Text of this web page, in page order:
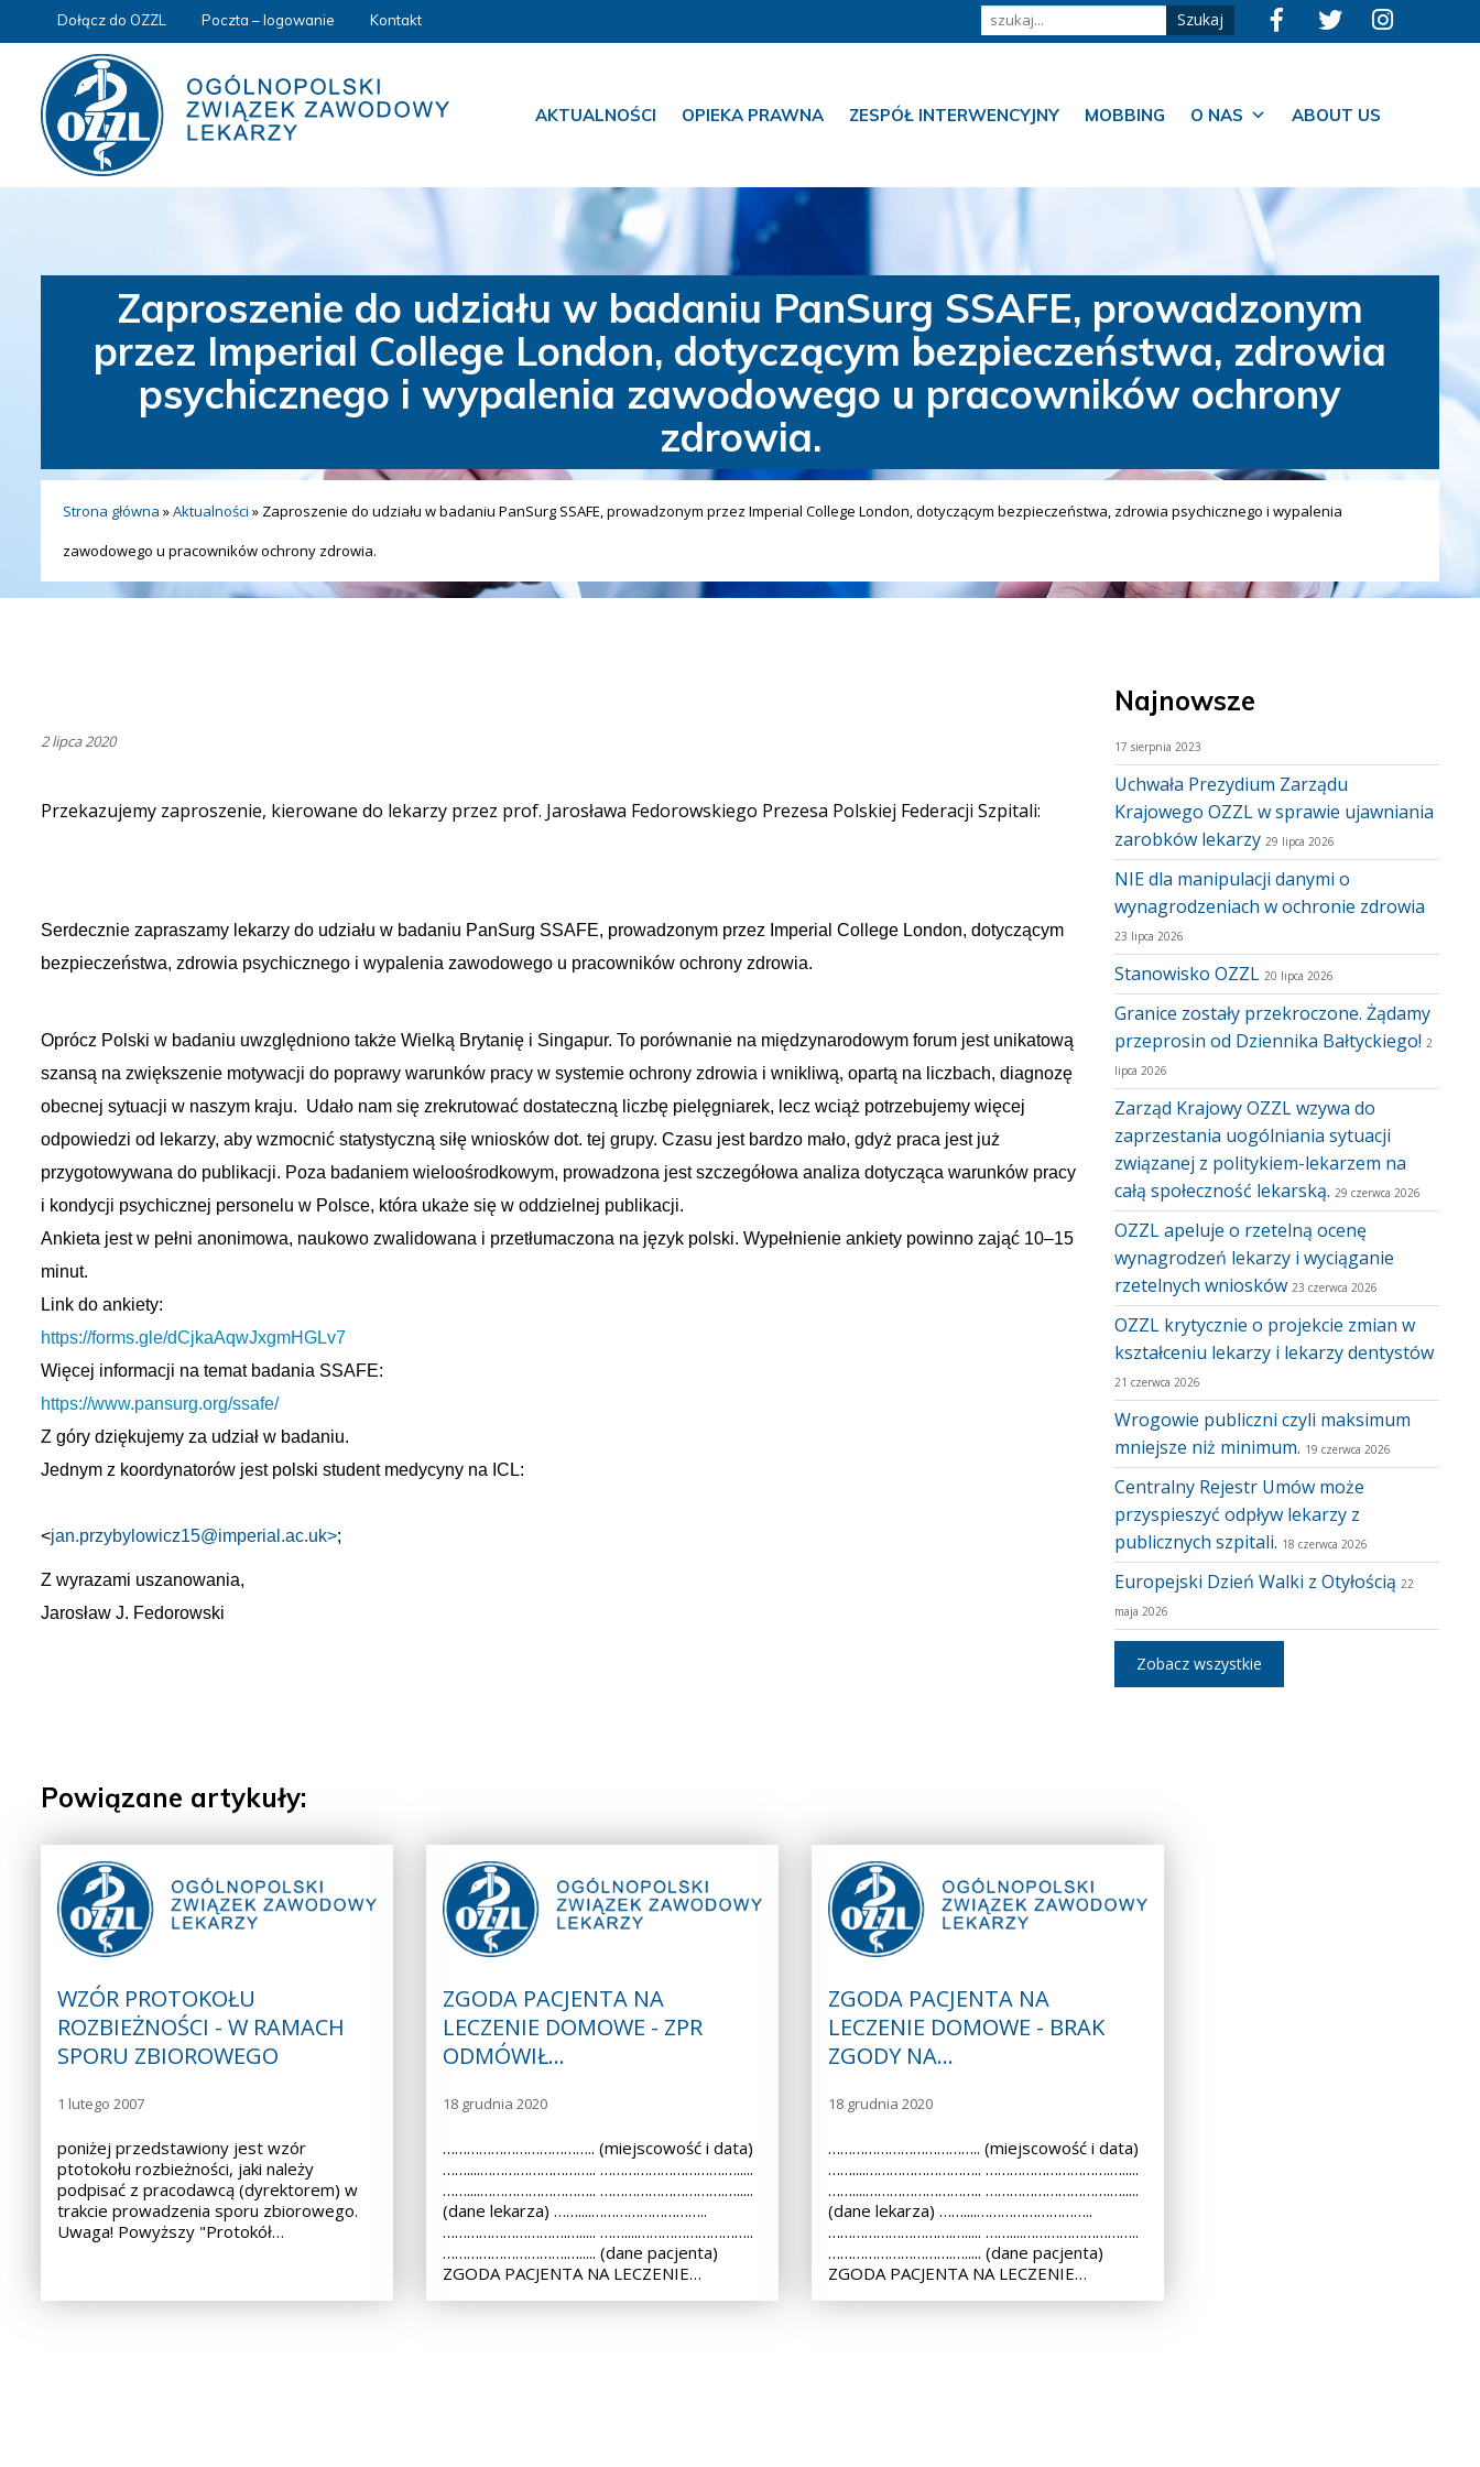
Dołącz do OZZL Poczta – logowanie Kontakt
AKTUALNOŚCI OPIEKA PRAWNA ZESPÓŁ INTERWENCYJNY MOBBING O NAS ABOUT US
Zaproszenie do udziału w badaniu PanSurg SSAFE, prowadzonym
przez Imperial College London, dotyczącym bezpieczeństwa, zdrowia
psychicznego i wypalenia zawodowego u pracowników ochrony
zdrowia.
Strona główna »Aktualności » Zaproszenie do udziału w badaniu PanSurg SSAFE, prowadzonym przez Imperial College London, dotyczącym bezpieczeństwa, zdrowia psychicznego i wypalenia
zawodowego u pracowników ochrony zdrowia.
2 lipca 2020
Przekazujemy zaproszenie, kierowane do lekarzy przez prof. Jarosława Fedorowskiego Prezesa Polskiej Federacji Szpitali:
Serdecznie zapraszamy lekarzy do udziału w badaniu PanSurg SSAFE, prowadzonym przez Imperial College London, dotyczącym
bezpieczeństwa, zdrowia psychicznego i wypalenia zawodowego u pracowników ochrony zdrowia.
Oprócz Polski w badaniu uwzględniono także Wielką Brytanię i Singapur. To porównanie na międzynarodowym forum jest unikatową
szansą na zwiększenie motywacji do poprawy warunków pracy w systemie ochrony zdrowia i wnikliwą, opartą na liczbach, diagnozę
obecnej sytuacji w naszym kraju. Udało nam się zrekrutować dostateczną liczbę pielęgniarek, lecz wciąż potrzebujemy więcej
odpowiedzi od lekarzy, aby wzmocnić statystyczną siłę wniosków dot. tej grupy. Czasu jest bardzo mało, gdyż praca jest już
przygotowywana do publikacji. Poza badaniem wieloośrodkowym, prowadzona jest szczegółowa analiza dotycząca warunków pracy
i kondycji psychicznej personelu w Polsce, która ukaże się w oddzielnej publikacji.
Ankieta jest w pełni anonimowa, naukowo zwalidowana i przetłumaczona na język polski. Wypełnienie ankiety powinno zająć 10–15
minut.
Link do ankiety:
https://forms.gle/dCjkaAqwJxgmHGLv7
Więcej informacji na temat badania SSAFE:
https://www.pansurg.org/ssafe/
Z góry dziękujemy za udział w badaniu.
Jednym z koordynatorów jest polski student medycyny na ICL:
<jan.przybylowicz15@imperial.ac.uk>;
Z wyrazami uszanowania,
Jarosław J. Fedorowski
Najnowsze
17 sierpnia 2023
Uchwała Prezydium Zarządu
Krajowego OZZL w sprawie ujawniania
zarobków lekarzy 29 lipca 2026
NIE dla manipulacji danymi o
wynagrodzeniach w ochronie zdrowia
23 lipca 2026
Stanowisko OZZL 20 lipca 2026
Granice zostały przekroczone. Żądamy
przeprosin od Dziennika Bałtyckiego! 2
lipca 2026
Zarząd Krajowy OZZL wzywa do
zaprzestania uogólniania sytuacji
związanej z politykiem-lekarzem na
całą społeczność lekarską. 29 czerwca 2026
OZZL apeluje o rzetelną ocenę
wynagrodzeń lekarzy i wyciąganie
rzetelnych wniosków 23 czerwca 2026
OZZL krytycznie o projekcie zmian w
kształceniu lekarzy i lekarzy dentystów
21 czerwca 2026
Wrogowie publiczni czyli maksimum
mniejsze niż minimum. 19 czerwca 2026
Centralny Rejestr Umów może
przyspieszyć odpływ lekarzy z
publicznych szpitali. 18 czerwca 2026
Europejski Dzień Walki z Otyłością 22
maja 2026
Zobacz wszystkie
Powiązane artykuły:
WZÓR PROTOKOŁU
ROZBIEŻNOŚCI - W RAMACH
SPORU ZBIOROWEGO
1 lutego 2007
poniżej przedstawiony jest wzór
ptotokołu rozbieżności, jaki należy
podpisać z pracodawcą (dyrektorem) w
trakcie prowadzenia sporu zbiorowego.
Uwaga! Powyższy "Protokół…
ZGODA PACJENTA NA
LECZENIE DOMOWE - ZPR
ODMÓWIŁ…
18 grudnia 2020
……………………………….. (miejscowość i data)
……....……………………….. ………………………….….....
……....……………………….. ………………………….….....
(dane lekarza) ……....………………………..
………………………….…..... ……....………………………..
………………………….…..... (dane pacjenta)
ZGODA PACJENTA NA LECZENIE…
ZGODA PACJENTA NA
LECZENIE DOMOWE - BRAK
ZGODY NA…
18 grudnia 2020
……………………………….. (miejscowość i data)
……....……………………….. ………………………….….....
……....……………………….. ………………………….….....
(dane lekarza) ……....………………………..
………………………….…..... ……....………………………..
………………………….…..... (dane pacjenta)
ZGODA PACJENTA NA LECZENIE…